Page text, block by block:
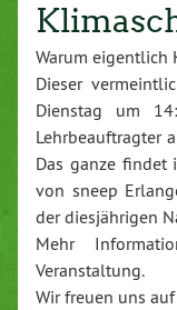
Warum eigentlich
Dieser
Dienstag um
Lehrbeauftragter
Das ganze
von sneep
der diesjährigen
Mehr
Veranstaltung.
Wir freuen uns